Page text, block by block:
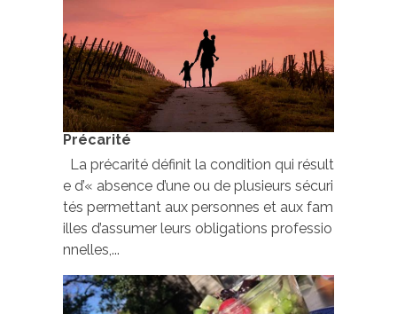
Précarité
La précarité définit la condition qui résult
e d’« absence d’une ou de plusieurs sécuri
tés permettant aux personnes et aux fam
illes d’assumer leurs obligations professio
nnelles,...